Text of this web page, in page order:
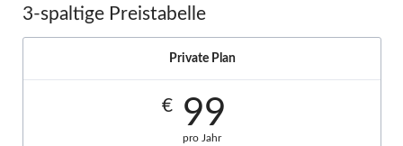
3-spaltige Preistabelle
Private Plan
€ 99
pro Jahr